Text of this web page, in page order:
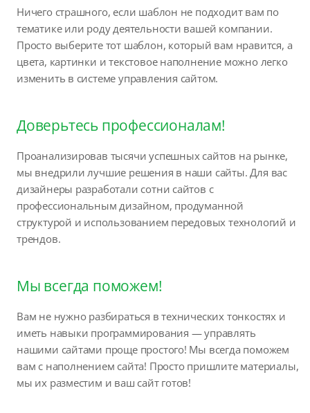
Ничего страшного, если шаблон не подходит вам по
тематике или роду деятельности вашей компании.
Просто выберите тот шаблон, который вам нравится, а
цвета, картинки и текстовое наполнение можно легко
изменить в системе управления сайтом.
Доверьтесь профессионалам!
Проанализировав тысячи успешных сайтов на рынке,
мы внедрили лучшие решения в наши сайты. Для вас
дизайнеры разработали сотни сайтов с
профессиональным дизайном, продуманной
структурой и использованием передовых технологий и
трендов.
Мы всегда поможем!
Вам не нужно разбираться в технических тонкостях и
иметь навыки программирования — управлять
нашими сайтами проще простого! Мы всегда поможем
вам с наполнением сайта! Просто пришлите материалы,
мы их разместим и ваш сайт готов!